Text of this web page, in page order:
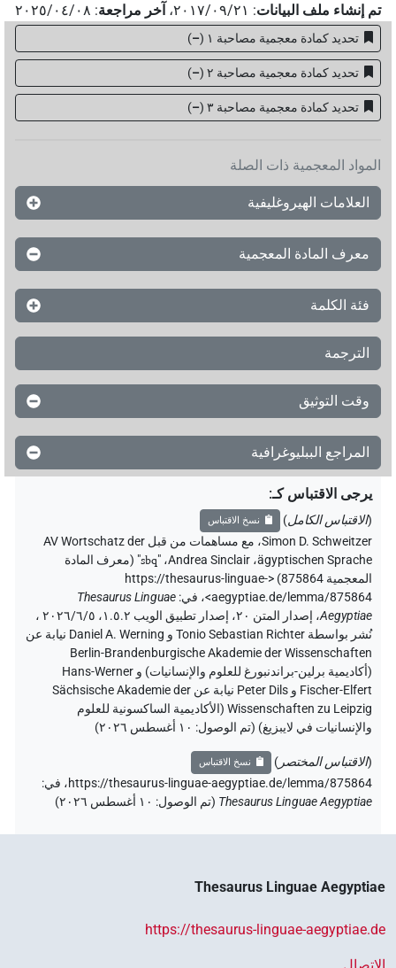
تم إنشاء ملف البيانات: ٢٠١٧/٠٩/٢١، آخر مراجعة: ٢٠٢٥/٠٤/٠٨
تحديد كمادة معجمية مصاحبة ١ –
)
تحديد كمادة معجمية مصاحبة ٢ –
)
تحديد كمادة معجمية مصاحبة ۳ –
)
المواد المعجمية ذات الصلة
العلامات الهيروغليفية
معرف المادة المعجمية
فئة الكلمة
الترجمة
وقت التوثيق
المراجع الببليوغرافية
يرجى الاقتباس كـ:
(الاقتباس الكامل) نسخ الاقتباس
Simon D. Schweitzer، مع مساهمات من قبل AV Wortschatz der
ägyptischen Sprache، Andrea Sinclair، "sbq
" (معرف المادة
المعجمية 875864)
<https://thesaurus-linguae-
aegyptiae.de/lemma/875864> ، في:
Thesaurus Linguae
Aegyptiae،
إصدار المتن ٢٠، إصدار تطبيق الويب ۱.٥.٢، ٢٠٢٦/٦/٥ ،
نُشر بواسطة Tonio Sebastian Richter و Daniel A. Werning نيابة عن
Berlin-Brandenburgische Akademie der Wissenschaften
(أكاديمية برلين-براندنبورغ للعلوم والإنسانيات) و Hans-Werner
Fischer-Elfert و Peter Dils نيابة عن Sächsische Akademie der
Wissenschaften zu Leipzig (الأكاديمية الساكسونية للعلوم
والإنسانيات في لايبزيغ) (تم الوصول: ١٠ أغسطس ٢٠٢٦ )
(الاقتباس المختصر ) نسخ الاقتباس
https://thesaurus-linguae-aegyptiae.de/lemma/875864، في:
Thesaurus Linguae Aegyptiae
(تم الوصول: ١٠ أغسطس ٢٠٢٦ )
Thesaurus Linguae Aegyptiae
https://thesaurus-linguae-aegyptiae.de